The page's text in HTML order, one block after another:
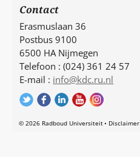
Contact
Erasmuslaan 36
Postbus 9100
6500 HA Nijmegen
Telefoon : (024) 361 24 57
E-mail : info@kdc.ru.nl
© 2026 Radboud Universiteit Disclaimer